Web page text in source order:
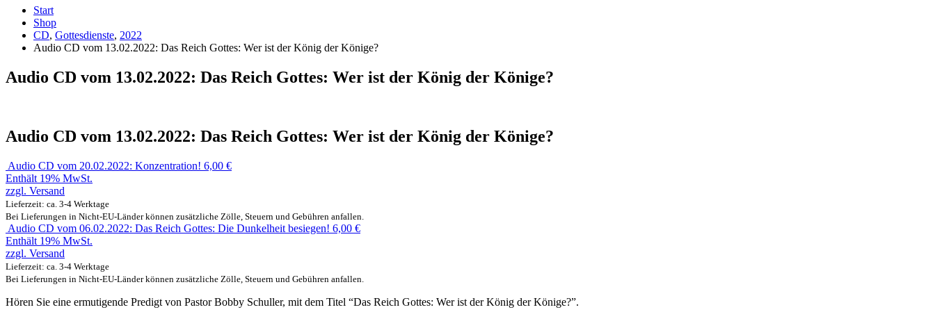
Start
Shop
CD, Gottesdienste, 2022
Audio CD vom 13.02.2022: Das Reich Gottes: Wer ist der König der Könige?
Audio CD vom 13.02.2022: Das Reich Gottes: Wer ist der König der Könige?
Audio CD vom 13.02.2022: Das Reich Gottes: Wer ist der König der Könige?
Audio CD vom 20.02.2022: Konzentration! 6,00 €
Enthält 19% MwSt.
zzgl. Versand
Lieferzeit: ca. 3-4 Werktage
Bei Lieferungen in Nicht-EU-Länder können zusätzliche Zölle, Steuern und Gebühren anfallen.
Audio CD vom 06.02.2022: Das Reich Gottes: Die Dunkelheit besiegen! 6,00 €
Enthält 19% MwSt.
zzgl. Versand
Lieferzeit: ca. 3-4 Werktage
Bei Lieferungen in Nicht-EU-Länder können zusätzliche Zölle, Steuern und Gebühren anfallen.
Hören Sie eine ermutigende Predigt von Pastor Bobby Schuller, mit dem Titel “Das Reich Gottes: Wer ist der König der Könige?”.